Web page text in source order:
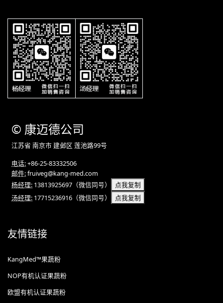
© 康迈德公司
江苏省 南京市 建邺区 莲池路99号
电话:+86-25-83332506
邮件:fruiveg@kang-med.com
杨经理: 13813925697 （微信同号）
点我复制
汤经理: 17715236916 （微信同号） 点我复制
友情链接
KangMed™果蔬粉
NOP有机认证果蔬粉
欧盟有机认证果蔬粉